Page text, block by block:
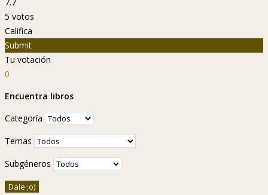
5 votos
Califica
Submit
Tu votación
0
Encuentra libros
Categoría
Temas
Subgéneros